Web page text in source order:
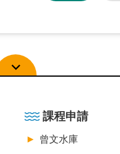
課程申請
曾文水庫